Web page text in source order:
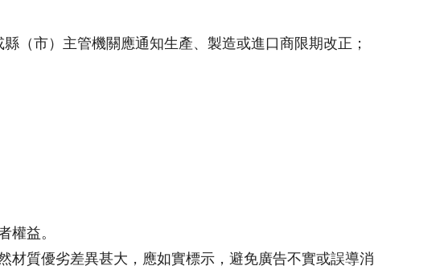
（市）主管機關應通知生產、製造或進口商限期改正；
權益。
材質優劣差異甚大，應如實標示，避免廣告不實或誤導消